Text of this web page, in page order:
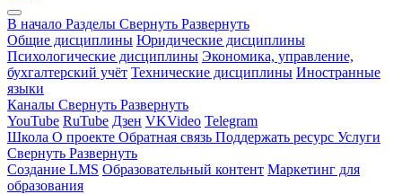
В начало Разделы Свернуть Развернуть
Общие дисциплины Юридические дисциплины
Психологические дисциплины Экономика, управление,
бухгалтерский учёт Технические дисциплины Иностранные
языки
Каналы Свернуть Развернуть
YouTube RuTube Дзен VKVideo Telegram
Школа О проекте Обратная связь Поддержать ресурс Услуги
Свернуть Развернуть
Создание LMS Образовательный контент Маркетинг для
образования